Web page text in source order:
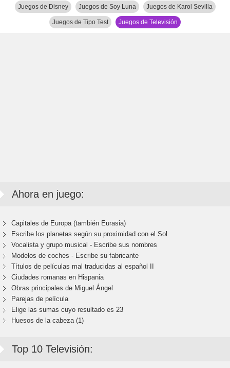
Juegos de Disney Juegos de Soy Luna Juegos de Karol Sevilla
Juegos de Tipo Test Juegos de Televisión
Ahora en juego:
Capitales de Europa (también Eurasia)
Escribe los planetas según su proximidad con el Sol
Vocalista y grupo musical - Escribe sus nombres
Modelos de coches - Escribe su fabricante
Títulos de películas mal traducidas al español II
Ciudades romanas en Hispania
Obras principales de Miguel Ángel
Parejas de película
Elige las sumas cuyo resultado es 23
Huesos de la cabeza (1)
Top 10 Televisión: